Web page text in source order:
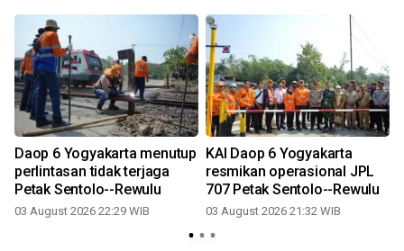
Daop 6 Yogyakarta menutup
perlintasan tidak terjaga
Petak Sentolo--Rewulu
03 August 2026 22:29 WIB
KAI Daop 6 Yogyakarta
resmikan operasional JPL
707 Petak Sentolo--Rewulu
03 August 2026 21:32 WIB